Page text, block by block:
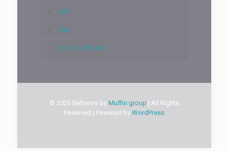
CGV
CGU
PRIVACY POLICY
© 2026 Betheme by Muffin group | All Rights
Reserved | Powered by WordPress